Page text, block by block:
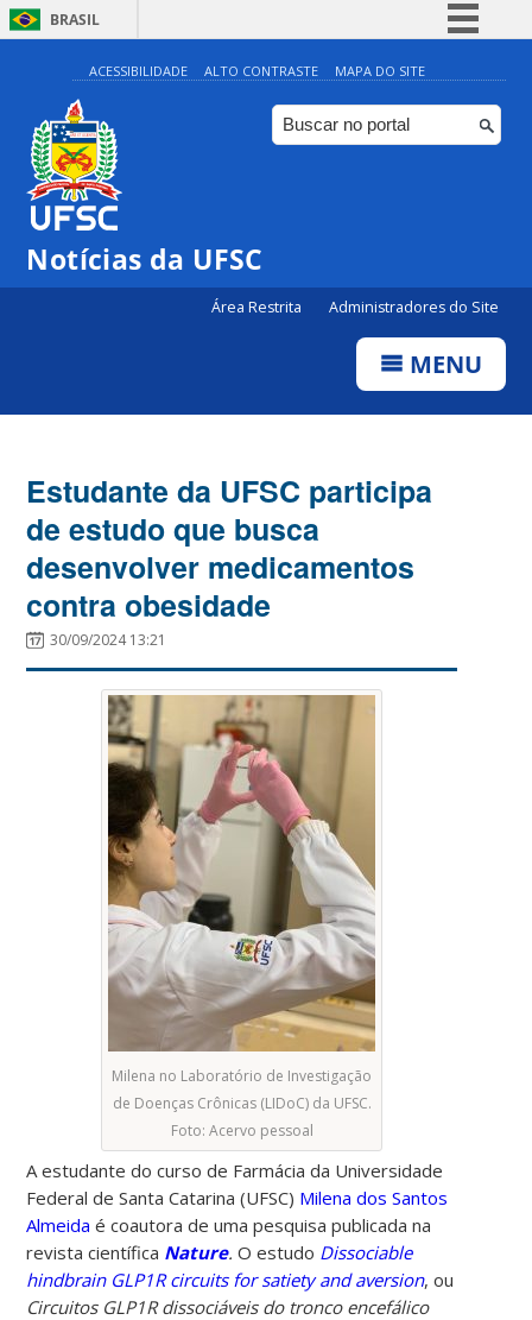
BRASIL
Simplifique!
Comunica BR
Participe
ACESSIBILIDADE ALTO CONTRASTE MAPA DO SITE
Notícias da UFSC
Área Restrita Administradores do Site
MENU
Estudante da UFSC participa
de estudo que busca
desenvolver medicamentos
contra obesidade
30/09/2024 13:21
Milena no Laboratório de Investigação
de Doenças Crônicas (LIDoC) da UFSC.
Foto: Acervo pessoal
A estudante do curso de Farmácia da Universidade
Federal de Santa Catarina (UFSC) Milena dos Santos
Almeida é coautora de uma pesquisa publicada na
revista científica Nature.O estudo Dissociable
hindbrain GLP1R circuits for satiety and aversion, ou
Circuitos GLP1R dissociáveis ​​do tronco encefálico